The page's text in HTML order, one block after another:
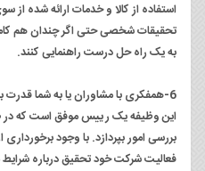
استفاده از کالا و خدمات ارائه شده از
تحقیقات شخصی حتی اگر چندان هم
به یک راه حل درست راهنمایی کنند.
6-همفکری با مشاوران یا به شما قدرت بخشیده یا بر آشفتگی‌‌تان می‌افزاید.
این وظیفه یک رییس موفق است که در
بررسی امور بپردازد. با وجود برخورداری
فعالیت شرکت خود تحقیق درباره شرایط